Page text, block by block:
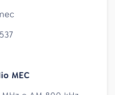
MEC